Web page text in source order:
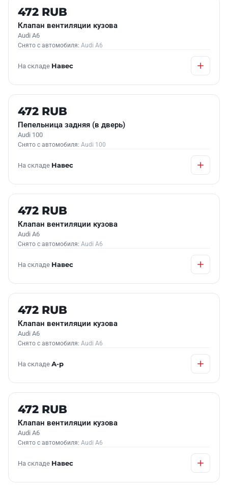
Б/У В НАЛИЧИИ
472 RUB
Клапан вентиляции кузова
Audi A6
Снято с автомобиля: Audi A6
На складе Навес
Б/У В НАЛИЧИИ
472 RUB
Пепельница задняя (в дверь)
Audi 100
Снято с автомобиля: Audi 100
На складе Навес
Б/У В НАЛИЧИИ
472 RUB
Клапан вентиляции кузова
Audi A6
Снято с автомобиля: Audi A6
На складе Навес
Б/У В НАЛИЧИИ
472 RUB
Клапан вентиляции кузова
Audi A6
Снято с автомобиля: Audi A6
На складе А-р
Б/У В НАЛИЧИИ
472 RUB
Клапан вентиляции кузова
Audi A6
Снято с автомобиля: Audi A6
На складе Навес